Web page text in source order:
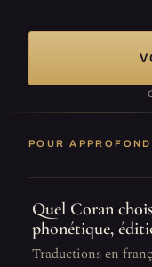
POUR
Quel Coran
phonétique,
Traductions en